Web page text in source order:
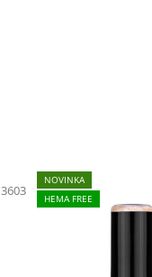
3603
NOVINKA
HEMA FREE